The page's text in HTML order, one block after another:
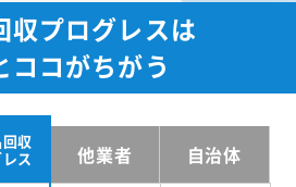
収プログレスは
ココがちがう
収
ス
他業者 自治体